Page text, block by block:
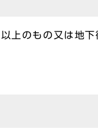
上のもの又は地